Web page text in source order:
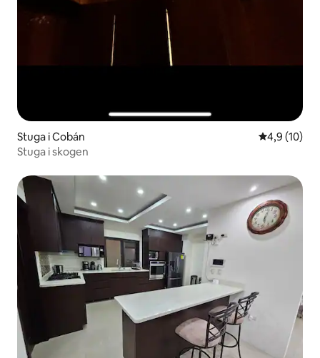
Stuga i Cobán 4,9 av 5 i
4,9 (10)
Stuga i skogen